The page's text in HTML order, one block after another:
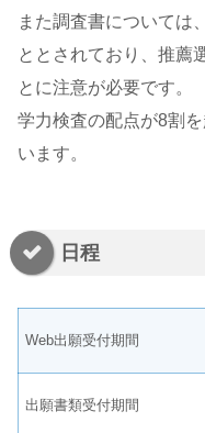
また調査書については
ととされており、推薦
とに注意が必要です。
学力検査の配点が8割
います。
日程
Web出願受付期間
出願書類受付期間